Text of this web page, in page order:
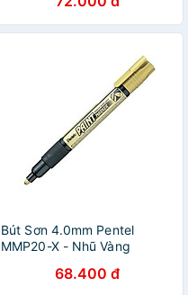
đỏ/nhũ đồng - Màu chuyên
vẽ toan, tranh tường
Bút Sơn 4.0mm Pentel
MMP20-X - Nhũ Vàng
68.400 đ